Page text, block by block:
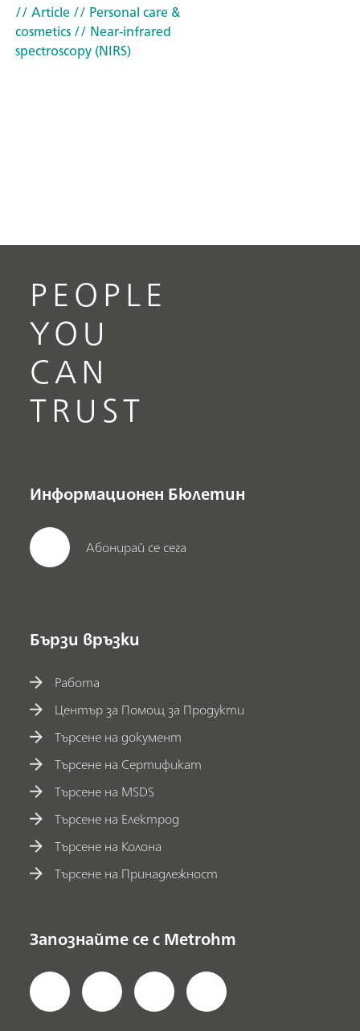
// Article// Personal care &
cosmetics// Near-infrared
spectroscopy (NIRS)
PEOPLE
YOU
CAN
TRUST
Информационен Бюлетин
Абонирай се сега
Бързи връзки
Работа
Център за Помощ за Продукти
Търсене на документ
Търсене на Сертификат
Търсене на MSDS
Търсене на Електрод
Търсене на Колона
Търсене на Принадлежност
Запознайте се с Metrohm